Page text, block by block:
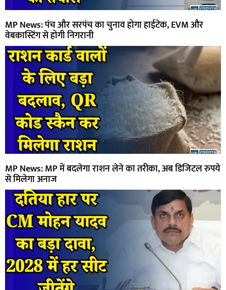
MP News: पंच और सरपंच का चुनाव होगा हाईटेक, EVM और
वेबकास्टिंग से होगी निगरानी
MP News: MP में बदलेगा राशन लेने का तरीका, अब डिजिटल रुपये
से मिलेगा अनाज